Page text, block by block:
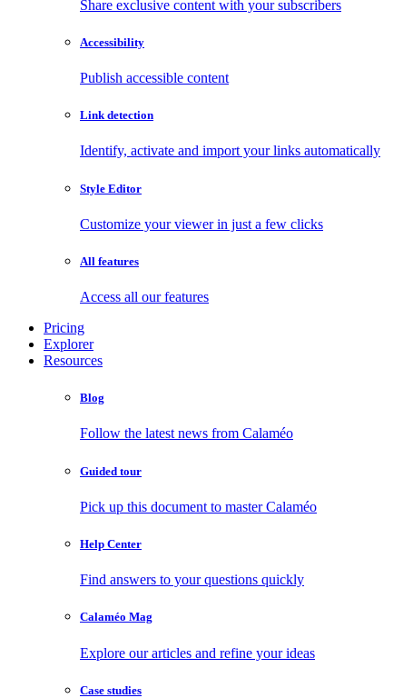
Share exclusive content with your subscribers
Accessibility
Publish accessible content
Link detection
Identify, activate and import your links automatically
Style Editor
Customize your viewer in just a few clicks
All features
Access all our features
Pricing
Explorer
Resources
Blog
Follow the latest news from Calaméo
Guided tour
Pick up this document to master Calaméo
Help Center
Find answers to your questions quickly
Calaméo Mag
Explore our articles and refine your ideas
Case studies